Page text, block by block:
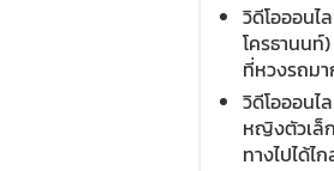
วิดีโอออนไ
โครธานนท์
ที่หวงรถม
วิดีโอออนไ
หญิงตัวเล็ก
ทางไปได้ไ